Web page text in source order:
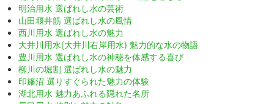
明治用水 選ばれし水の芸術
山田堰井筋 選ばれし水の風情
西川用水 選ばれし水の魅力
大井川用水(大井川右岸用水) 魅力的な水の物語
豊川用水 選ばれし水の神秘を体感する喜び
柳川の堀割 選ばれし水の魅力
印旛沼 選りすぐられた魅力の体験
湖北用水 魅力あふれる隠れた名所